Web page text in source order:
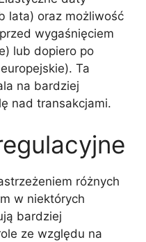
lata) oraz możliwość
wygaśnięciem
lub dopiero po
Ta
na bardziej
nad transakcjami.
różnych
w niektórych
bardziej
ze względu na